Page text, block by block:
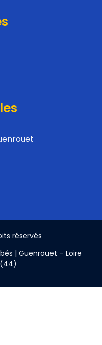
réservés
| Guenrouet – Loire